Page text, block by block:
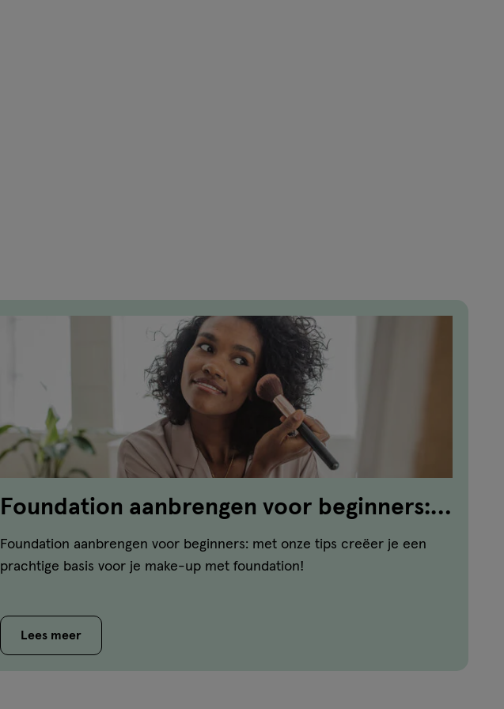
Foundation aanbrengen voor beginners:
zo doe je dat!
Foundation aanbrengen voor beginners: met onze tips creëer je een
prachtige basis voor je make-up met foundation!
Lees meer